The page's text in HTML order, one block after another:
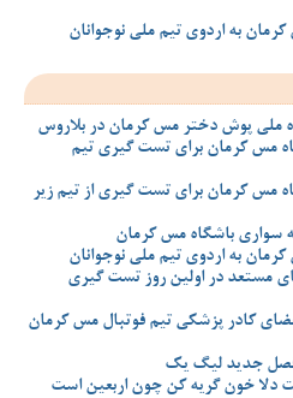
به اردوی تیم ملی نوجوانان
ملی پوش دختر مس کرمان در بلاروس
مس کرمان برای تست گیری تیم
مس کرمان برای تست گیری از تیم زیر
سواری باشگاه مس کرمان
به اردوی تیم ملی نوجوانان
مستعد در اولین روز تست گیری
کادر پزشکی تیم فوتبال مس کرمان
فصل جدید لیگ یک
دلا خون گریه کن چون اربعین است